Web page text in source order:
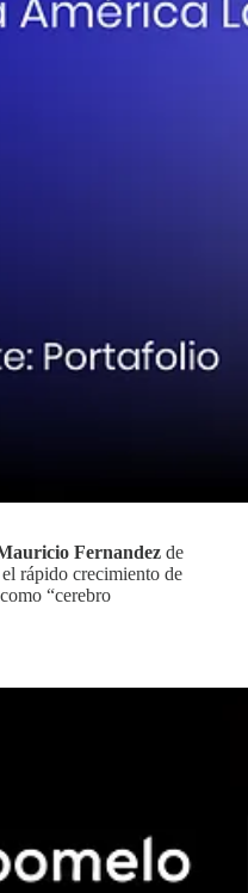
Fernandez de
rápido crecimiento de
“cerebro